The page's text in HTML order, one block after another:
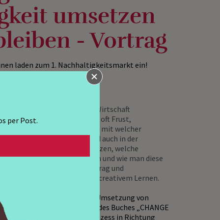
umsetzen
- Vortrag
laden zum 1. Nachhaltigkeitsmarkt ein!
in Gesellschaft und Wirtschaft
die Umsetzung geht, gibt es oft Frust,
Mira Maria Meiler erläutert, mit welcher
in der Gesellschaft und auch in der
nachhaltigen Weg umzusetzen, welche
oft auftauchen und wie man diese
motivierender Impulsvortrag und
Publikum im Sinne von co-creativem Lernen.
für die nachhaltige Umsetzung von
Coach und Autorin des Buches „CHANGE
jetzt einen Veränderungsprozess in Richtung
per Post.